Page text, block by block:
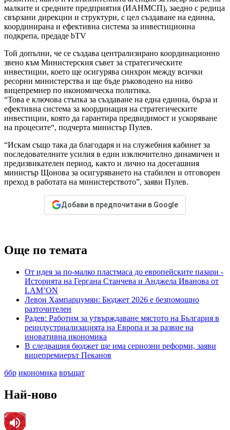
малките и средните предприятия (ИАНМСП), заедно с редица
свързани дирекции и структури, с цел създаване на единна,
координирана и ефективна система за инвестиционна
подкрепа, предаде bTV
Той допълни, че се създава централизирано координационно
звено към Министерския съвет за стратегическите
инвестиции, което ще осигурява синхрон между всички
ресорни министерства и ще бъде ръководено на ниво
вицепремиер по икономическа политика.
“Това е ключова стъпка за създаване на една единна, бърза и
ефективна система за координация на стратегическите
инвестиции, която да гарантира предвидимост и ускоряване
на процесите“, подчерта министър Пулев.
“Искам също така да благодаря и на служебния кабинет за
последователните усилия в един изключително динамичен и
предизвикателен период, както и лично на досегашния
министър Щонова за осигуряването на стабилен и отговорен
преход в работата на министерството”, заяви Пулев.
Добави в предпочитани в Google
Още по темата
От идея за по-малко пластмаса до европейските пазари -
Историята на Гергана Станчева и Анджела Иванова от
LAM’ОN
Левон Хампарцумян: Бюджет 2026 е безпомощно
разточителен
Радев: Работим за утвърждаване мястото на България в
реиндустриализацията на Европа и за развие на
иновативна икономика
В следващия бюджет ще има сериозни реформи, заяви
вицепремиерът Пеканов
ббр икономика връщат
Най-ново